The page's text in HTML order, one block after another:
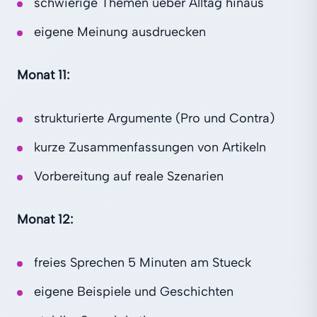
eigene Meinung ausdruecken
Monat 11:
strukturierte Argumente (Pro und Contra)
kurze Zusammenfassungen von Artikeln
Vorbereitung auf reale Szenarien
Monat 12:
freies Sprechen 5 Minuten am Stueck
eigene Beispiele und Geschichten